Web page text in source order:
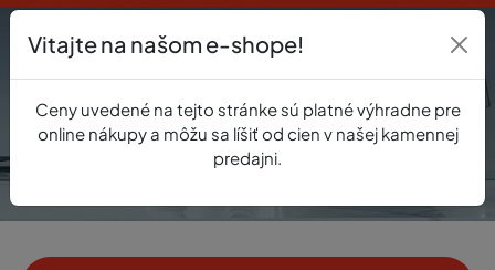
0
Vitajte na našom e-shope!
Ceny uvedené na tejto stránke sú platné výhradne pre
online nákupy a môžu sa líšiť od cien v našej kamennej
predajni.